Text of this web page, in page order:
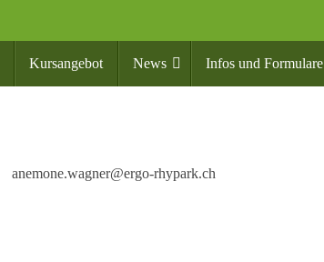
Kursangebot News Infos und Formulare
anemone.wagner@ergo-rhypark.ch